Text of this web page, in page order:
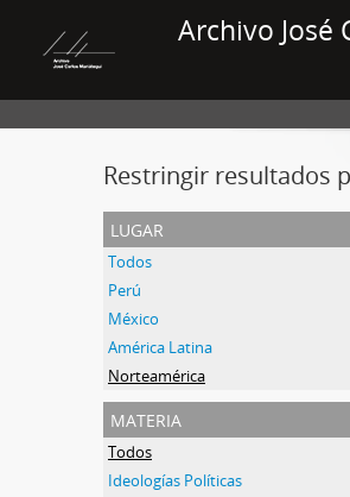
Archivo José
Restringir resultados
lugar
Todos
Perú
México
América Latina
Norteamérica
materia
Todos
Ideologías Políticas